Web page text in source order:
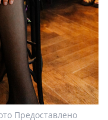
Предоставлено